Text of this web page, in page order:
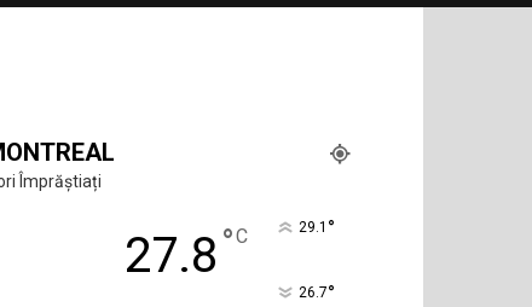
Împrăștiați
27.8 °C 29.1 °
26.7°